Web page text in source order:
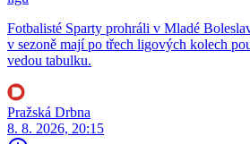
Fotbalisté Sparty prohráli v Mladé
v sezoně mají po třech ligových kolech
vedou tabulku.
Pražská Drbna
8. 8. 2026, 20:15